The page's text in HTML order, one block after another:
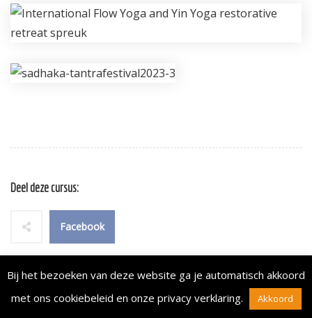
Deel deze cursus:
Facebook
Bij het bezoeken van deze website ga je automatisch akkoord
met ons cookiebeleid en onze privacy verklaring. Akkoord